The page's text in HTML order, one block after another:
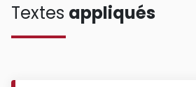
Textes appliqués